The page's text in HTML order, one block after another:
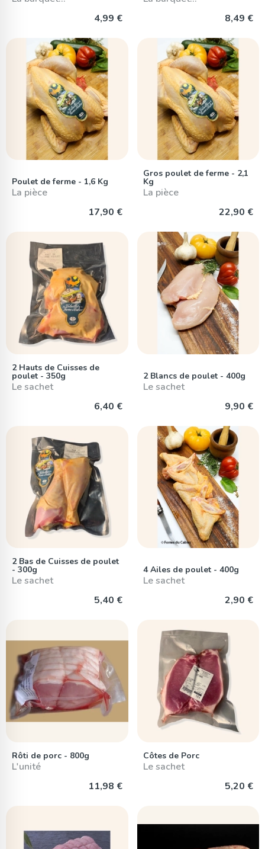
4,99 €
8,49 €
Poulet de ferme - 1,6 Kg
La pièce
17,90 €
Gros poulet de ferme - 2,1
Kg
La pièce
22,90 €
2 Hauts de Cuisses de
poulet - 350g
Le sachet
6,40 €
2 Blancs de poulet - 400g
Le sachet
9,90 €
2 Bas de Cuisses de poulet
- 300g
Le sachet
5,40 €
4 Ailes de poulet - 400g
Le sachet
2,90 €
Rôti de porc - 800g
L'unité
11,98 €
Côtes de Porc
Le sachet
5,20 €